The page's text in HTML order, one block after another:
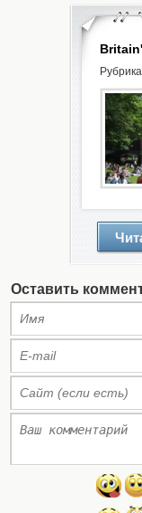
Оставить